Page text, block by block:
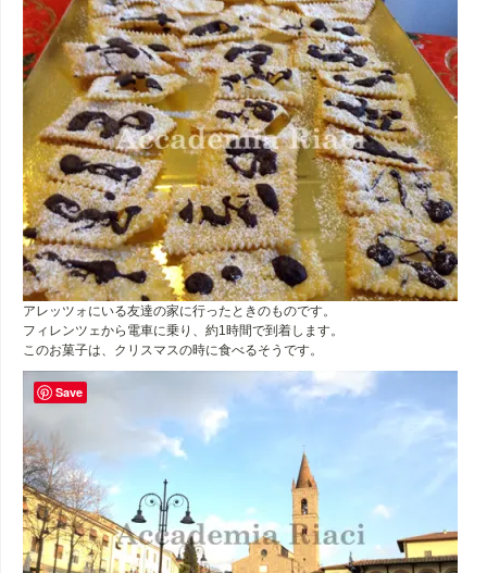
アレッツォにいる友達の家に行ったときのものです。
フィレンツェから電車に乗り、約1時間で到着します。
このお菓子は、クリスマスの時に食べるそうです。
Save